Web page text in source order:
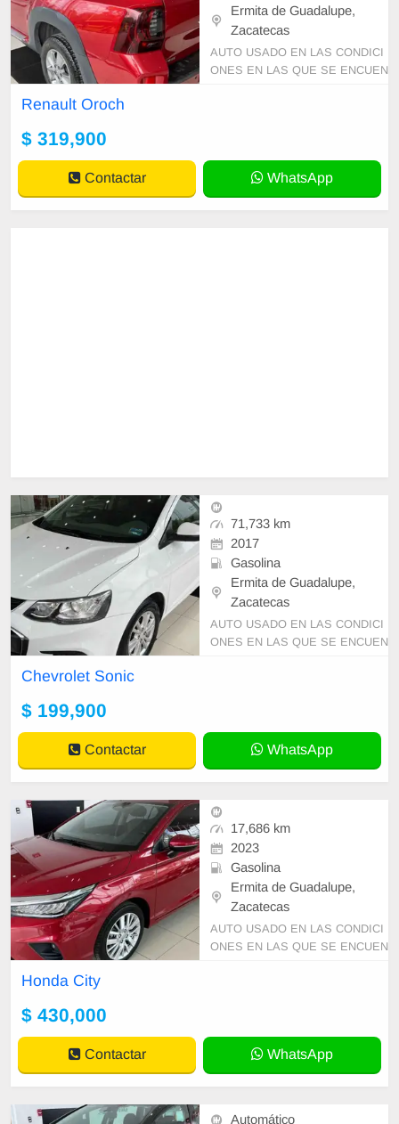
Ermita de Guadalupe,
Zacatecas
AUTO USADO EN LAS CONDICI
ONES EN LAS QUE SE ENCUEN
Renault Oroch
$ 319,900
Contactar WhatsApp
71,733 km
2017
Gasolina
Ermita de Guadalupe,
Zacatecas
AUTO USADO EN LAS CONDICI
ONES EN LAS QUE SE ENCUEN
Chevrolet Sonic
$ 199,900
Contactar WhatsApp
17,686 km
2023
Gasolina
Ermita de Guadalupe,
Zacatecas
AUTO USADO EN LAS CONDICI
ONES EN LAS QUE SE ENCUEN
Honda City
$ 430,000
Contactar WhatsApp
Automático